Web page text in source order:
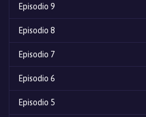
Episodio 9
Episodio 8
Episodio 7
Episodio 6
Episodio 5